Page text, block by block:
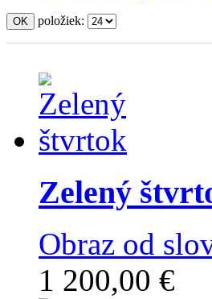
položiek:
Zelený
Obraz od
1 200,00 €